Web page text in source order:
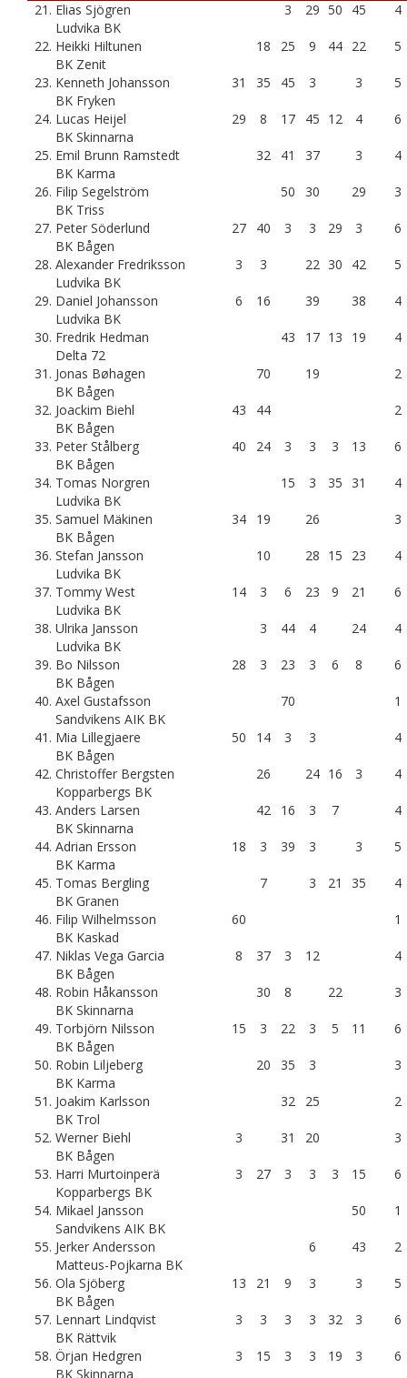
21. Elias Sjögren
Ludvika BK
3 29 50 45 4
22. Heikki Hiltunen
BK Zenit
18 25 9 44 22 5
23. Kenneth Johansson
BK Fryken
31 35 45 3 3 5
24. Lucas Heijel
BK Skinnarna
29 8 17 45 12 4 6
25. Emil Brunn Ramstedt
BK Karma
32 41 37 3 4
26. Filip Segelström
BK Triss
50 30 29 3
27. Peter Söderlund
BK Bågen
27 40 3 3 29 3 6
28. Alexander Fredriksson
Ludvika BK
3 3 22 30 42 5
29. Daniel Johansson
Ludvika BK
6 16 39 38 4
30. Fredrik Hedman
Delta 72
43 17 13 19 4
31. Jonas Bøhagen
BK Bågen
70 19 2
32. Joackim Biehl
BK Bågen
43 44 2
33. Peter Stålberg
BK Bågen
40 24 3 3 3 13 6
34. Tomas Norgren
Ludvika BK
15 3 35 31 4
35. Samuel Mäkinen
BK Bågen
34 19 26 3
36. Stefan Jansson
Ludvika BK
10 28 15 23 4
37. Tommy West
Ludvika BK
14 3 6 23 9 21 6
38. Ulrika Jansson
Ludvika BK
3 44 4 24 4
39. Bo Nilsson
BK Bågen
28 3 23 3 6 8 6
40. Axel Gustafsson
Sandvikens AIK BK
70 1
41. Mia Lillegjaere
BK Bågen
50 14 3 3 4
42. Christoffer Bergsten
Kopparbergs BK
26 24 16 3 4
43. Anders Larsen
BK Skinnarna
42 16 3 7 4
44. Adrian Ersson
BK Karma
18 3 39 3 3 5
45. Tomas Bergling
BK Granen
7 3 21 35 4
46. Filip Wilhelmsson
BK Kaskad
60 1
47. Niklas Vega Garcia
BK Bågen
8 37 3 12 4
48. Robin Håkansson
BK Skinnarna
30 8 22 3
49. Torbjörn Nilsson
BK Bågen
15 3 22 3 5 11 6
50. Robin Liljeberg
BK Karma
20 35 3 3
51. Joakim Karlsson
BK Trol
32 25 2
52. Werner Biehl
BK Bågen
3 31 20 3
53. Harri Murtoinperä
Kopparbergs BK
3 27 3 3 3 15 6
54. Mikael Jansson
Sandvikens AIK BK
50 1
55. Jerker Andersson
Matteus-Pojkarna BK
6 43 2
56. Ola Sjöberg
BK Bågen
13 21 9 3 3 5
57. Lennart Lindqvist
BK Rättvik
3 3 3 3 32 3 6
58. Örjan Hedgren
BK Skinnarna
3 15 3 3 19 3 6